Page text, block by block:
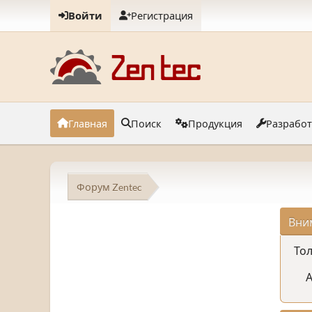
Войти Регистрация
Главная Поиск Продукция
Форум Zentec